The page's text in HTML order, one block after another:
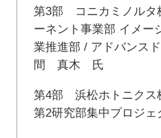
第3部 コニカミノル
ーネント事業部 イメー
業推進部 / アドバンス
間 真木 氏
第4部 浜松ホトニク
第2研究部集中プロ